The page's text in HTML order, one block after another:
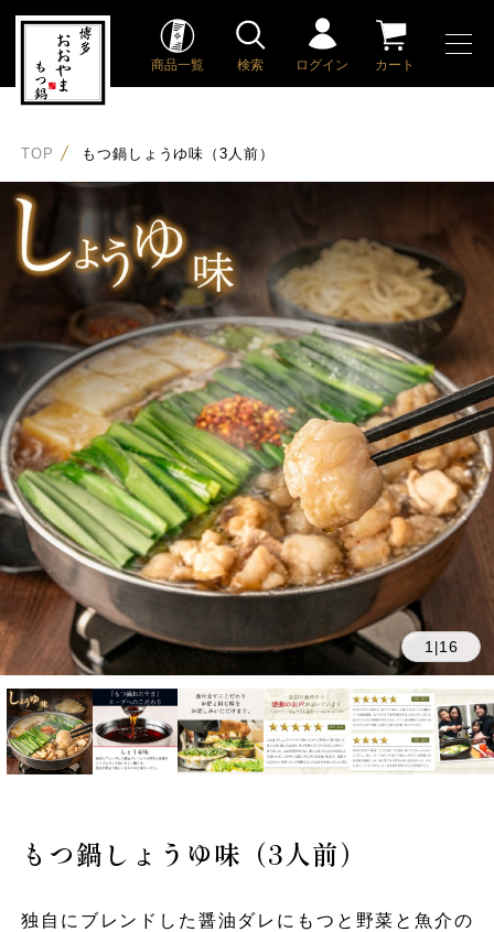
商品一覧 検索 ログイン カート
TOP もつ鍋しょうゆ味（3人前）
1 |16
もつ鍋しょうゆ味（3人前）
独自にブレンドした醤油ダレにもつと野菜と魚介の